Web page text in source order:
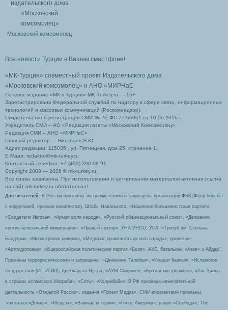
Московский комсомолец
Все новости Турции в Вашем смартфоне!
«МК-Турция» совместный проект Издательского дома
«Московский комсомолец» и АНО «МИРНаС
Сетевое издание «МК в Турции» MK-Turkey.ru — 16+
Зарегистрировано Федеральной службой по надзору в сфере связи, информационных
технологий и массовых коммуникаций (Роскомнадзор).
Свидетельство о регистрации СМИ Эл № ФС 77-66061 от 10.06.2016 г.
Учредитель СМИ – АО «Редакция газеты «Московский Комсомолец»
Редакция СМИ – АНО «МИРНаС»
Главный редактор — Ниязбаев Я.Ю.
Адрес редакции: 115035 , ул. Пятницкая, дом 25, строение 1.
Е-Маил: redaktor@mk-turkey.ru
Контактный телефон: +7 (499) 390-08-91
Copyright 2003 — 2026 © mk-turkey.ru
Все права защищены. При использовании и цитировании материалов активная ссылка
на сайт mk-turkey.ru обязательна!
Для читателей : В России признаны экстремистскими и запрещены организации ФБК (Фонд борьбы
с коррупцией, признан иноагентом), Штабы Навального, «Национал-большевистская партия»,
«Свидетели Иеговы», «Армия воли народа», «Русский общенациональный союз», «Движение
против нелегальной иммиграции», «Правый сектор», УНА-УНСО, УПА, «Тризуб им. Степана
Бандеры», «Мизантропик дивижн», «Меджлис крымскотатарского народа», движение
«Артподготовка», общероссийская политическая партия «Воля», АУЕ, батальоны «Азов» и Айдар″.
Признаны террористическими и запрещены: «Движение Талибан», «Имарат Кавказ», «Исламское
государство» (ИГ, ИГИЛ), Джебхад-ан-Нусра, «АУМ Синрике», «Братья-мусульмане», «Аль-Каида
в странах исламского Магриба», «Сеть», «Колумбайн». В РФ признана нежелательной
деятельность «Открытой России», издания «Проект Медиа». СМИ-иноагентами признаны:
телеканал «Дождь», «Медуза», «Важные истории», «Голос Америки», радио «Свобода», The